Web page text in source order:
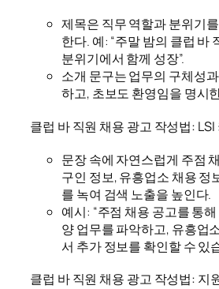
제목은 직무 역할과 분위기
한다. 예: “주말 밤의 클럽 바
분위기에서 함께 성장”.
소개 문구는 업무의 구체성
하고, 초보도 환영임을 명시
클럽 바 직원 채용 광고 작성법:
문장 속에 자연스럽게 주점
구인 정보, 유흥업소 채용 정
를 녹여 검색 노출을 높인다.
예시: “주점 채용 공고를 통
양 업무를 파악하고, 유흥업
서 추가 정보를 확인할 수 있
클럽 바 직원 채용 광고 작성법: 지